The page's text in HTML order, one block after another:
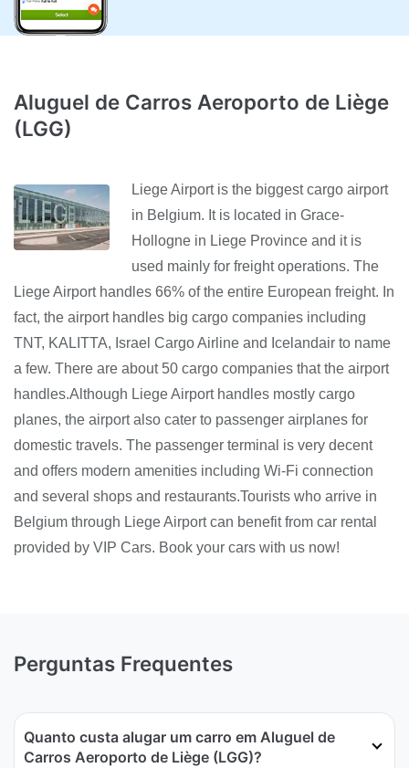
Aluguel de Carros Aeroporto de Liège
(LGG)
Liege Airport is the biggest cargo airport
in Belgium. It is located in Grace-
Hollogne in Liege Province and it is
used mainly for freight operations. The
Liege Airport handles 66% of the entire European freight. In
fact, the airport handles big cargo companies including
TNT, KALITTA, Israel Cargo Airline and Icelandair to name
a few. There are about 50 cargo companies that the airport
handles.Although Liege Airport handles mostly cargo
planes, the airport also cater to passenger airplanes for
domestic travels. The passenger terminal is very decent
and offers modern amenities including Wi-Fi connection
and several shops and restaurants.Tourists who arrive in
Belgium through Liege Airport can benefit from car rental
provided by VIP Cars. Book your cars with us now!
Perguntas Frequentes
Quanto custa alugar um carro em Aluguel de
Carros Aeroporto de Liège (LGG)?